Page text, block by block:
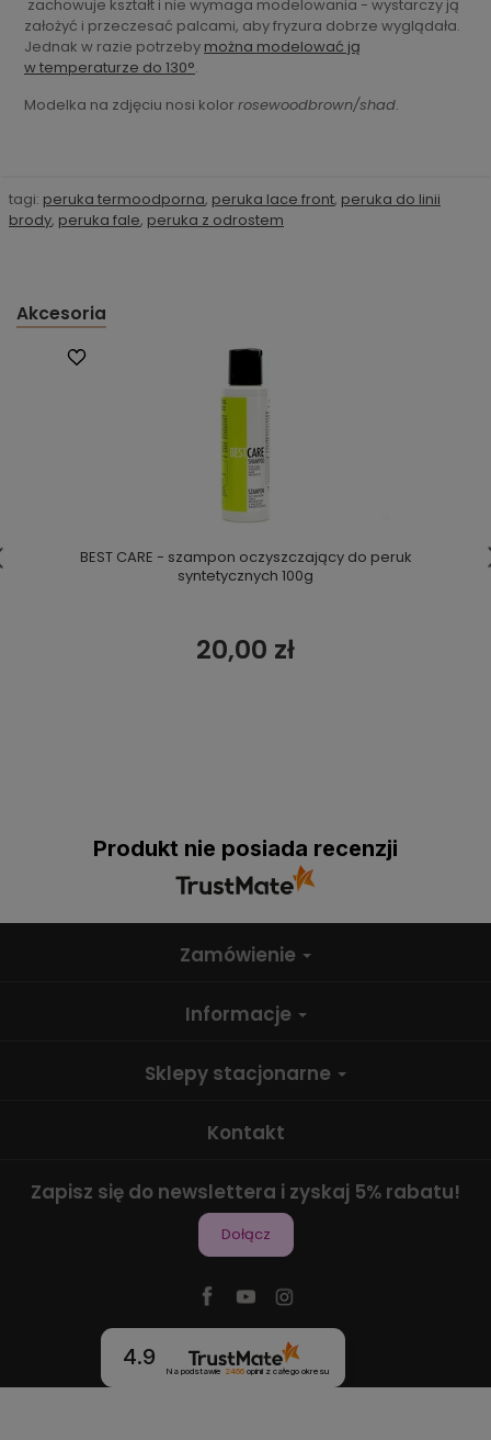
zachowuje kształt i nie wymaga modelowania - wystarczy ją
założyć i przeczesać palcami, aby fryzura dobrze wyglądała.
Jednak w razie potrzeby można modelować ją
w temperaturze do 130°.
Modelka na zdjęciu nosi kolor rosewoodbrown/shad.
tagi: peruka termoodporna, peruka lace front, peruka do linii
brody, peruka fale, peruka z odrostem
Akcesoria
BEST CARE - szampon oczyszczający do peruk
syntetycznych 100g
20,00 zł
Produkt nie posiada recenzji
Zamówienie
Informacje
Sklepy stacjonarne
Kontakt
Zapisz się do newslettera i zyskaj 5% rabatu!
Dołącz
4.9
Na podstawie 2466opinii z całego okresu